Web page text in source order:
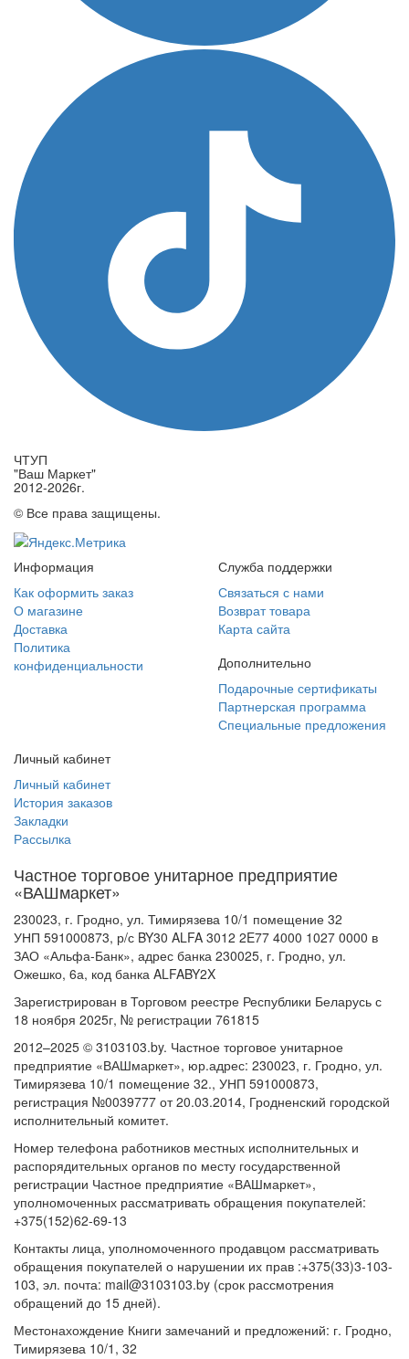
ЧТУП
"Ваш Маркет"
2012-2026г.
© Все права защищены.
Информация
Как оформить заказ
О магазине
Доставка
Политика
конфиденциальности
Служба поддержки
Связаться с нами
Возврат товара
Карта сайта
Дополнительно
Подарочные сертификаты
Партнерская программа
Специальные предложения
Личный кабинет
Личный кабинет
История заказов
Закладки
Рассылка
Частное торговое унитарное предприятие
«ВАШмаркет»
230023, г. Гродно, ул. Тимирязева 10/1 помещение 32
УНП 591000873, р/с BY30 ALFA 3012 2E77 4000 1027 0000 в
ЗАО «Альфа-Банк», адрес банка 230025, г. Гродно, ул.
Ожешко, 6а, код банка ALFABY2X
Зарегистрирован в Торговом реестре Республики Беларусь с
18 ноября 2025г, № регистрации 761815
2012–2025 © 3103103.by. Частное торговое унитарное
предприятие «ВАШмаркет», юр.адрес: 230023, г. Гродно, ул.
Тимирязева 10/1 помещение 32., УНП 591000873,
регистрация №0039777 от 20.03.2014, Гродненский городской
исполнительный комитет.
Номер телефона работников местных исполнительных и
распорядительных органов по месту государственной
регистрации Частное предприятие «ВАШмаркет»,
уполномоченных рассматривать обращения покупателей:
+375(152)62-69-13
Контакты лица, уполномоченного продавцом рассматривать
обращения покупателей о нарушении их прав :+375(33)3-103-
103, эл. почта: mail@3103103.by (срок рассмотрения
обращений до 15 дней).
Местонахождение Книги замечаний и предложений: г. Гродно,
Тимирязева 10/1, 32